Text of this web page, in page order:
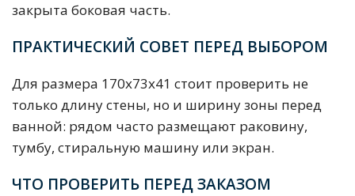
закрыта боковая часть.
ПРАКТИЧЕСКИЙ СОВЕТ ПЕРЕД ВЫБОРОМ
Для размера 170x73x41 стоит проверить не
только длину стены, но и ширину зоны перед
ванной: рядом часто размещают раковину,
тумбу, стиральную машину или экран.
ЧТО ПРОВЕРИТЬ ПЕРЕД ЗАКАЗОМ